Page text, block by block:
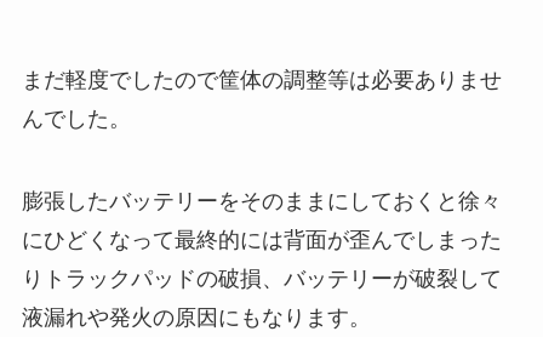
まだ軽度でしたので筐体の調整等は必要ありませ
んでした。
膨張したバッテリーをそのままにしておくと徐々
にひどくなって最終的には背面が歪んでしまった
りトラックパッドの破損、バッテリーが破裂して
液漏れや発火の原因にもなります。